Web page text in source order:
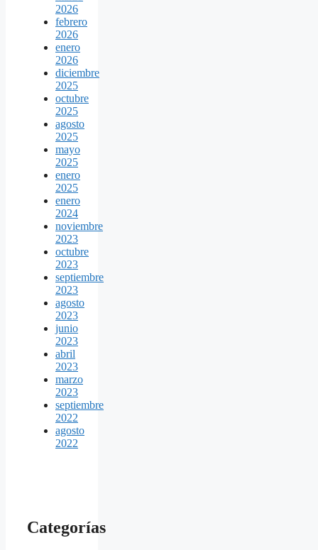
2026
febrero
2026
enero
2026
diciembre
2025
octubre
2025
agosto
2025
mayo
2025
enero
2025
enero
2024
noviembre
2023
octubre
2023
septiembre
2023
agosto
2023
junio
2023
abril
2023
marzo
2023
septiembre
2022
agosto
2022
Categorías